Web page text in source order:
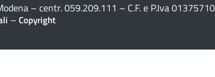
– centr. 059.209.111 – C.F. e P.Iva
– Copyright